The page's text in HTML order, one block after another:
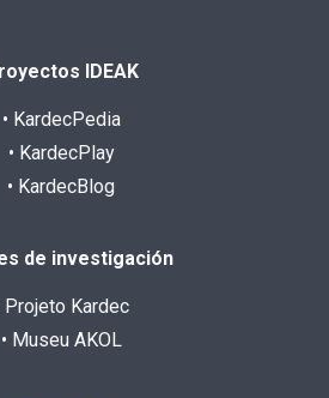
IDEAK
• KardecPedia
• KardecPlay
• KardecBlog
de investigación
Projeto Kardec
• Museu AKOL